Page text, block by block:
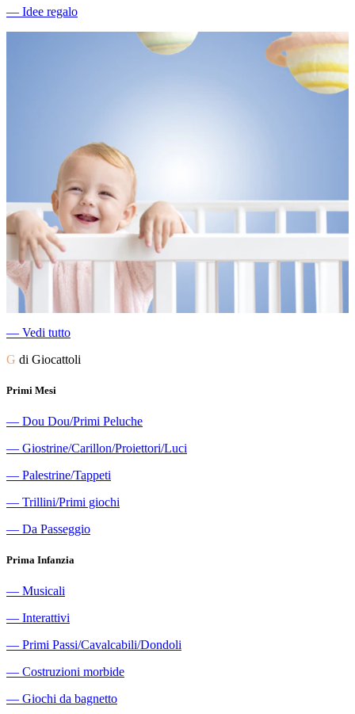
― Idee regalo
― Vedi tutto
G di Giocattoli
Primi Mesi
― Dou Dou/Primi Peluche
― Giostrine/Carillon/Proiettori/Luci
― Palestrine/Tappeti
― Trillini/Primi giochi
― Da Passeggio
Prima Infanzia
― Musicali
― Interattivi
― Primi Passi/Cavalcabili/Dondoli
― Costruzioni morbide
― Giochi da bagnetto